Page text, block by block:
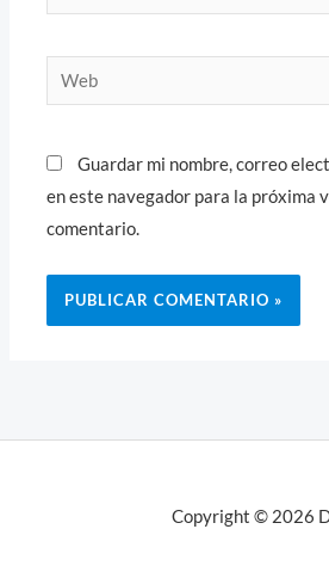
electrónico*
Web
Guardar mi nombre, correo
en este navegador para la próxima
comentario.
Copyright © 2026